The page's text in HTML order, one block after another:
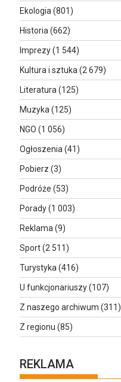
Ekologia (801)
Historia (662)
Imprezy(1 544)
Kultura i sztuka (2 679)
Literatura (125)
Muzyka (125)
NGO (1 056)
Ogłoszenia (41)
Pobierz (3)
Podróże (53)
Porady(1 003)
Reklama (9)
Sport(2 511)
Turystyka (416)
U funkcjonariuszy(107)
Z naszego archiwum (311)
Z regionu (85)
REKLAMA